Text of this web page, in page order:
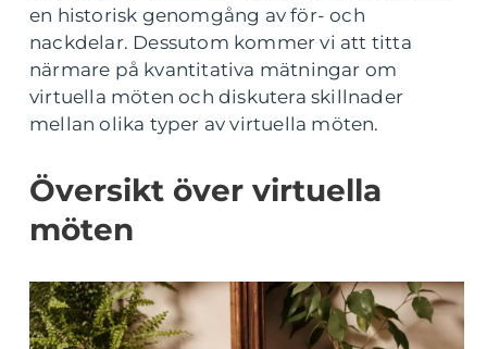
en historisk genomgång av för- och
nackdelar. Dessutom kommer vi att titta
närmare på kvantitativa mätningar om
virtuella möten och diskutera skillnader
mellan olika typer av virtuella möten.
Översikt över virtuella
möten